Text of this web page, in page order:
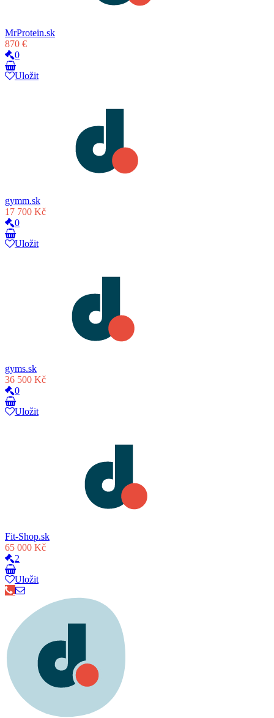
MrProtein.sk
870 €
0
Uložit
gymm.sk
17 700 Kč
0
Uložit
gyms.sk
36 500 Kč
0
Uložit
Fit-Shop.sk
65 000 Kč
2
Uložit